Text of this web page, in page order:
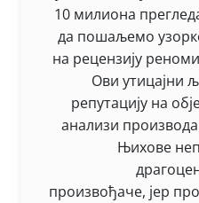
10 милиона
да пошаљемо
на рецензију
Ови утицајни
репутацију на
анализи
Њихове
произвођаче, јер